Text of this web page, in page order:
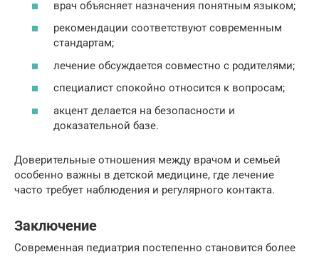
врач объясняет назначения понятным языком;
рекомендации соответствуют современным
стандартам;
лечение обсуждается совместно с родителями;
специалист спокойно относится к вопросам;
акцент делается на безопасности и
доказательной базе.
Доверительные отношения между врачом и семьей
особенно важны в детской медицине, где лечение
часто требует наблюдения и регулярного контакта.
Заключение
Современная педиатрия постепенно становится более